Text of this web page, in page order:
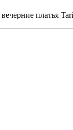
вечерние